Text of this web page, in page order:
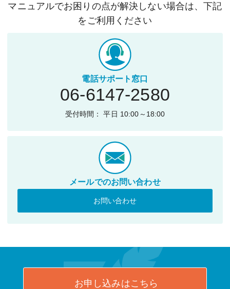
マニュアルでお困りの点が解決しない場合は、下記
をご利用ください
電話サポート窓口
06-6147-2580
受付時間： 平日 10:00～18:00
メールでのお問い合わせ
お問い合わせ
お申し込みはこちら